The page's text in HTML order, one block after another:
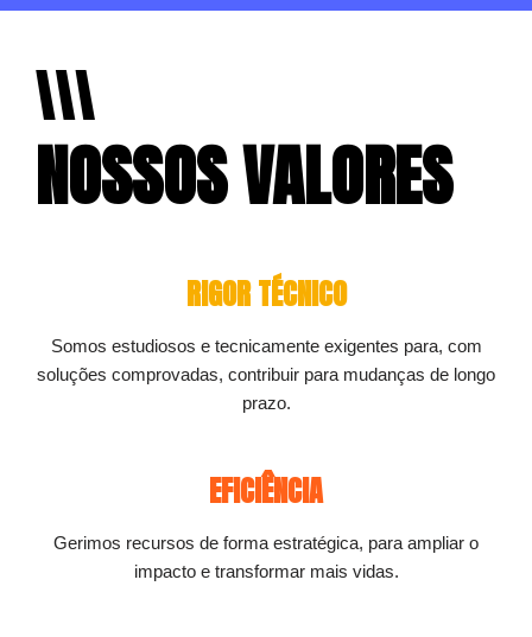
NOSSOS VALORES
RIGOR TÉCNICO
Somos estudiosos e tecnicamente exigentes para, com
soluções comprovadas, contribuir para mudanças de longo
prazo.
EFICIÊNCIA
Gerimos recursos de forma estratégica, para ampliar o
impacto e transformar mais vidas.